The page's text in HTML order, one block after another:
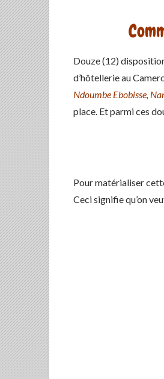
Douze (12)
d’hôtellerie au
Ndoumbe Ebobisse,
place. Et parmi ces
Pour matérialiser
Ceci signifie qu’on